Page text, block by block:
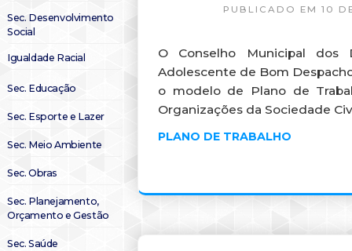
Sec. Desenvolvimento
Social
Igualdade Racial
Sec. Educação
Sec. Esporte e Lazer
Sec. Meio Ambiente
Sec. Obras
Sec. Planejamento,
Orçamento e Gestão
Sec. Saúde
PUBLICADO EM 10
O Conselho Municipal
Adolescente de Bom
o modelo de Plano de
Organizações da Sociedade
PLANO DE TRABALHO